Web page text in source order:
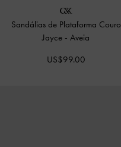
Sandálias de Plataforma Couro
Jayce -Aveia
US$99.00